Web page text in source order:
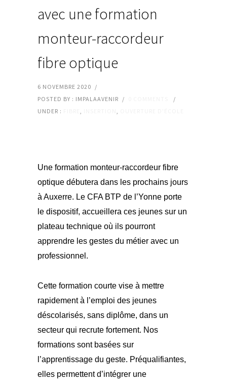
avec une formation
monteur-raccordeur
fibre optique
6 NOVEMBRE 2020 /
POSTED BY : IMPALAAVENIR /
/
UNDER :
, ,
Une formation monteur-raccordeur fibre
optique débutera dans les prochains jours
à Auxerre. Le CFA BTP de l’Yonne porte
le dispositif, accueillera ces jeunes sur un
plateau technique où ils pourront
apprendre les gestes du métier avec un
professionnel.
Cette formation courte vise à mettre
rapidement à l’emploi des jeunes
déscolarisés, sans diplôme, dans un
secteur qui recrute fortement. Nos
formations sont basées sur
l’apprentissage du geste. Préqualifiantes,
elles permettent d’intégrer une